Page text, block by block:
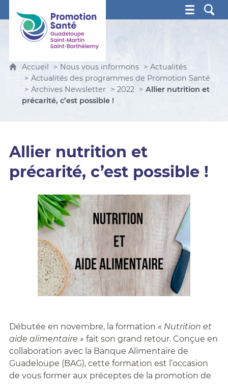
Promotion Santé Guadeloupe, Saint-Martin, Saint
Accueil Nous vous informons
Actualités
Actualités des programmes de Promotion Santé
Archives Newsletter
2022
Allier nutrition et
précarité, c’est possible !
Allier nutrition et
précarité, c’est possible !
Débutée en novembre, la formation « Nutrition et
aide alimentaire » fait son grand retour. Conçue en
collaboration avec la Banque Alimentaire de
Guadeloupe (BAG), cette formation est l’occasion
de vous former aux préceptes de la promotion de